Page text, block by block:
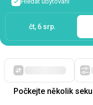
Počkejte několik